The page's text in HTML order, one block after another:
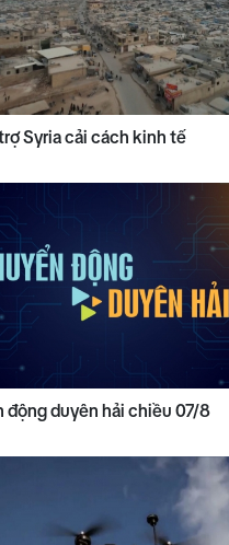
trợ Syria cải cách kinh tế
động duyên hải chiều 07/8